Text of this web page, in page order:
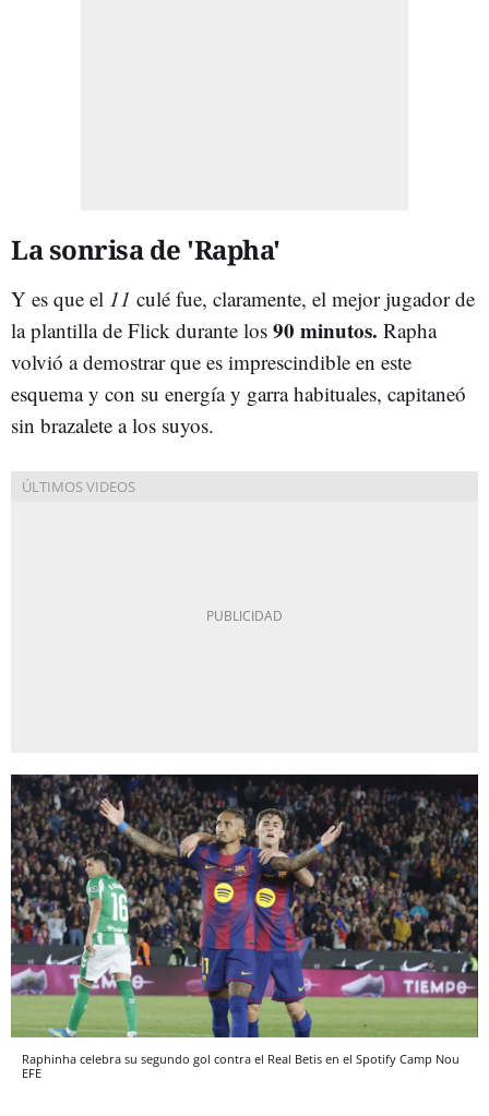
La sonrisa de 'Rapha'
Y es que el 11 culé fue, claramente, el mejor jugador de
la plantilla de Flick durante los 90 minutos. Rapha
volvió a demostrar que es imprescindible en este
esquema y con su energía y garra habituales, capitaneó
sin brazalete a los suyos.
Raphinha celebra su segundo gol contra el Real Betis en el Spotify Camp Nou
EFE